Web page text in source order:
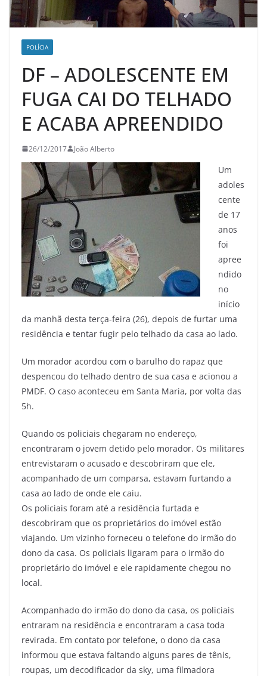
POLÍCIA
DF – ADOLESCENTE EM
FUGA CAI DO TELHADO
E ACABA APREENDIDO
26/12/2017 João Alberto
Um
adoles
cente
de 17
anos
foi
apree
ndido
no
início
da manhã desta terça-feira (26), depois de furtar uma
residência e tentar fugir pelo telhado da casa ao lado.
Um morador acordou com o barulho do rapaz que
despencou do telhado dentro de sua casa e acionou a
PMDF. O caso aconteceu em Santa Maria, por volta das
5h.
Quando os policiais chegaram no endereço,
encontraram o jovem detido pelo morador. Os militares
entrevistaram o acusado e descobriram que ele,
acompanhado de um comparsa, estavam furtando a
casa ao lado de onde ele caiu.
Os policiais foram até a residência furtada e
descobriram que os proprietários do imóvel estão
viajando. Um vizinho forneceu o telefone do irmão do
dono da casa. Os policiais ligaram para o irmão do
proprietário do imóvel e ele rapidamente chegou no
local.
Acompanhado do irmão do dono da casa, os policiais
entraram na residência e encontraram a casa toda
revirada. Em contato por telefone, o dono da casa
informou que estava faltando alguns pares de tênis,
roupas, um decodificador da sky, uma filmadora